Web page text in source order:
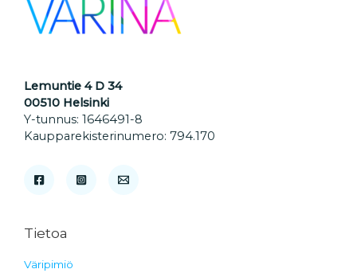
Lemuntie 4 D 34
00510 Helsinki
Y-tunnus: 1646491-8
Kaupparekisterinumero: 794.170
Tietoa
Väripimiö